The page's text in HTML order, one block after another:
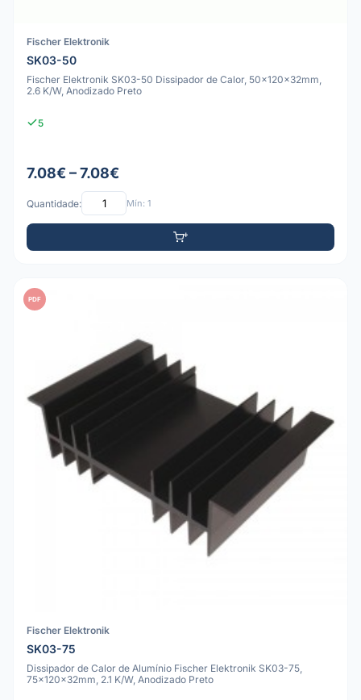
Fischer Elektronik
SK03-50
Fischer Elektronik SK03-50 Dissipador de Calor, 50x120x32mm,
2.6 K/W, Anodizado Preto
5
7.08€ – 7.08€
Quantidade: Mín: 1
PDF
Fischer Elektronik
SK03-75
Dissipador de Calor de Alumínio Fischer Elektronik SK03-75,
75x120x32mm, 2.1 K/W, Anodizado Preto